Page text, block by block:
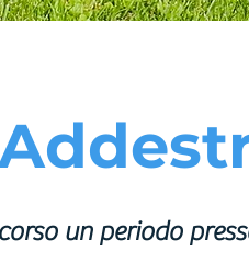
un periodo